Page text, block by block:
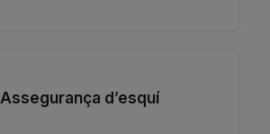
Assegurança d’esquí